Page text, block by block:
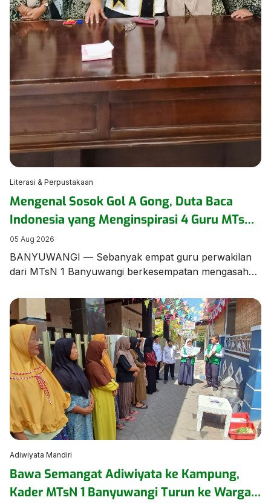
Literasi & Perpustakaan
Mengenal Sosok Gol A Gong, Duta Baca
Indonesia yang Menginspirasi 4 Guru MTsN 1
Banyuwangi dalam Bimtek Menulis Fiksi
Mini
05 Aug 2026
BANYUWANGI — Sebanyak empat guru perwakilan
dari MTsN 1 Banyuwangi berkesempatan mengasah
Menulis Fiksi yang diselenggarakan oleh Dinas
Perpustakaan dan Kearsipan (Dispusip) Kabupaten
Banyuwangi berkolaborasi dengan Dinas Pendidikan
Kabupaten Banyuwangi. Kegiatan berharga ini
menghadirkan sastrawan terkemuka tanah air
sekaligus Duta Baca Indonesia, Gol A Gong, bersama
Komunitas Sahabat Gol […]
Adiwiyata Mandiri
Bawa Semangat Adiwiyata ke Kampung,
Kader MTsN 1 Banyuwangi Turun ke Warga